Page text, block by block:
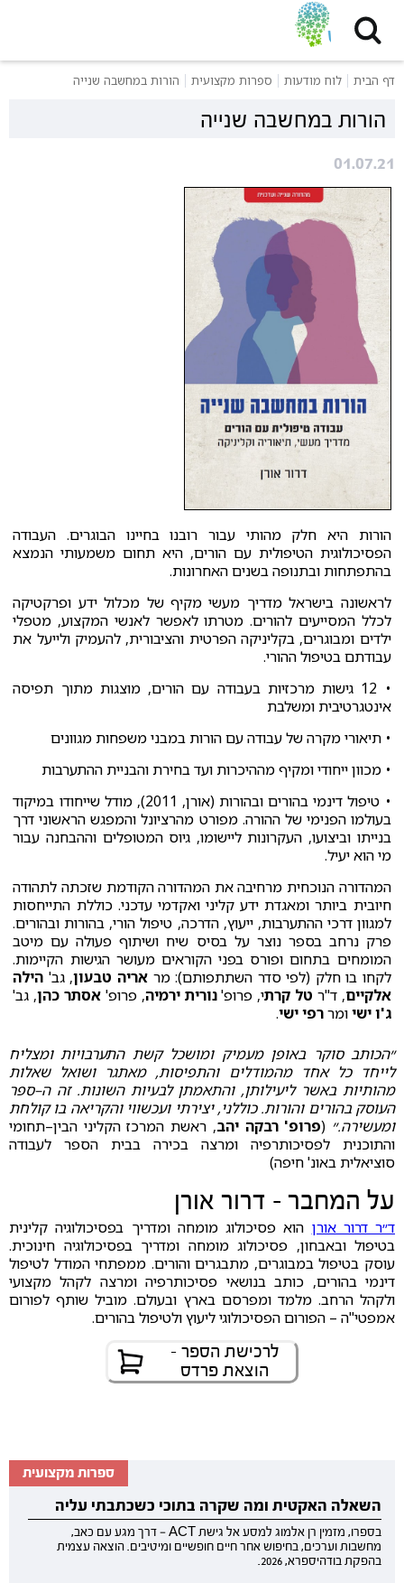
דף הבית לוח מודעות ספרות מקצועית הורות במחשבה שנייה
הורות במחשבה שנייה
01.07.21
הורות היא חלק מהותי עבור רובנו בחיינו הבוגרים. העבודה
הפסיכולוגית הטיפולית עם הורים, היא תחום משמעותי הנמצא
בהתפתחות ובתנופה בשנים האחרונות.
לראשונה בישראל מדריך מעשי מקיף של מכלול ידע ופרקטיקה
לכלל המסייעים להורים. מטרתו לאפשר לאנשי המקצוע, מטפלי
ילדים ומבוגרים, בקליניקה הפרטית והציבורית, להעמיק ולייעל את
עבודתם בטיפול ההורי.
• 12 גישות מרכזיות בעבודה עם הורים, מוצגות מתוך תפיסה
אינטגרטיבית ומשלבת
• תיאורי מקרה של עבודה עם הורות במבני משפחות מגוונים
• מכוון ייחודי ומקיף מההיכרות ועד בחירת והבניית ההתערבות
• טיפול דינמי בהורים ובהורות (אורן, 2011), מודל שייחודו במיקוד
בעולמו הפנימי של ההורה. מפורט מהרציונל והמפגש הראשוני דרך
בנייתו וביצועו, העקרונות ליישומו, גיוס המטופלים וההבחנה עבור
מי הוא יעיל.
המהדורה הנוכחית מרחיבה את המהדורה הקודמת שזכתה לתהודה
חיובית ביותר ומאגדת ידע קליני ואקדמי עדכני. כוללת התייחסות
למגוון דרכי ההתערבות, ייעוץ, הדרכה, טיפול הורי, בהורות ובהורים.
פרק נרחב בספר נוצר על בסיס שיח ושיתוף פעולה עם מיטב
המומחים בתחום ופורס בפני הקוראים מעושר הגישות הקיימות.
לקחו בו חלק (לפי סדר השתתפותם): מר אריה טבעון, גב' הילה
אלקיים, ד"ר טל קרתי, פרופ'נורית ירמיה, פרופ' אסתר כהן, גב'
ג'ו ישיומררפי ישי.
״הכותב סוקר באופן מעמיק ומושכל קשת התערבויות ומצליח
לייחד כל אחד מהמודלים והתפיסות, מאתגר ושואל שאלות
מהותיות באשר ליעילותן, והתאמתן לבעיות השונות. זה ה–ספר
העוסק בהורים והורות. כוללני, יצירתי ועכשווי והקריאה בו קולחת
ומעשירה.״ (פרופ' רבקה יהב, ראשת המרכז הקליני הבין–תחומי
והתוכנית לפסיכותרפיה ומרצה בכירה בבית הספר לעבודה
סוציאלית באונ' חיפה)
על המחבר - דרור אורן
ד״ר דרור אורן הוא פסיכולוג מומחה ומדריך בפסיכולוגיה קלינית
בטיפול ובאבחון, פסיכולוג מומחה ומדריך בפסיכולוגיה חינוכית.
עוסק בטיפול במבוגרים, מתבגרים והורים. ממפתחי המודל לטיפול
דינמי בהורים, כותב בנושאי פסיכותרפיה ומרצה לקהל מקצועי
ולקהל הרחב. מלמד ומפרסם בארץ ובעולם. מוביל שותף לפורום
אמפטי"ה – הפורום הפסיכולוגי ליעוץ ולטיפול בהורים.
לרכישת הספר -
הוצאת פרדס
ספרות מקצועית
השאלה האקטית ומה שקרה בתוכי כשכתבתי עליה
בספרו, מזמין רן אלמוג למסע אל גישת ACT — דרך מגע עם כאב,
מחשבות וערכים, בחיפוש אחר חיים חופשיים ומיטיבים. הוצאה עצמית
בהפקת בודהיספרא, 2026.